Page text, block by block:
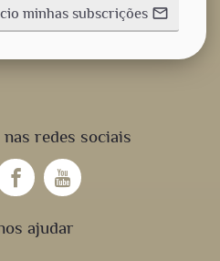
redes sociais
ajudar
minhas subscrições mail_outline